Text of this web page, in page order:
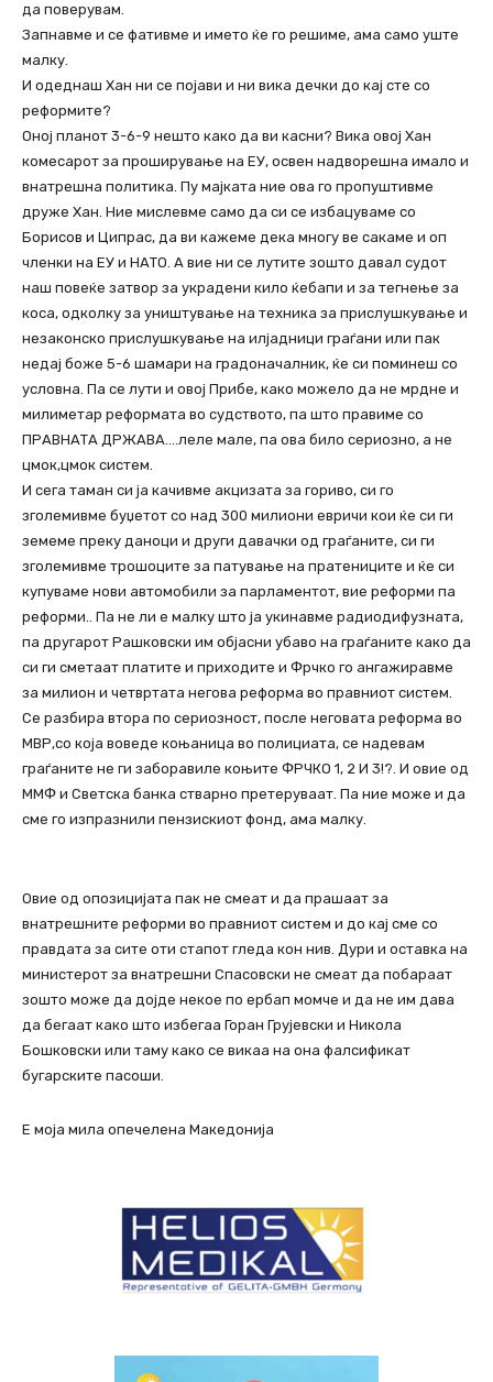
да поверувам.
Запнавме и се фативме и името ќе го решиме, ама само уште
малку.
И одеднаш Хан ни се појави и ни вика дечки до кај сте со
реформите?
Оној планот 3-6-9 нешто како да ви касни? Вика овој Хан
комесарот за проширување на ЕУ, освен надворешна имало и
внатрешна политика. Пу мајката ние ова го пропуштивме
друже Хан. Ние мислевме само да си се избацуваме со
Борисов и Ципрас, да ви кажеме дека многу ве сакаме и оп
членки на ЕУ и НАТО. А вие ни се лутите зошто давал судот
наш повеќе затвор за украдени кило ќебапи и за тегнење за
коса, одколку за уништување на техника за прислушкување и
незаконско прислушкување на илјадници граѓани или пак
недај боже 5-6 шамари на градоначалник, ќе си поминеш со
условна. Па се лути и овој Прибе, како можело да не мрдне и
милиметар реформата во судството, па што правиме со
ПРАВНАТА ДРЖАВА….леле мале, па ова било сериозно, а не
цмок,цмок систем.
И сега таман си ја качивме акцизата за гориво, си го
зголемивме буџетот со над 300 милиони евричи кои ќе си ги
земеме преку даноци и други давачки од граѓаните, си ги
зголемивме трошоците за патување на пратениците и ќе си
купуваме нови автомобили за парламентот, вие реформи па
реформи.. Па не ли е малку што ја укинавме радиодифузната,
па другарот Рашковски им објасни убаво на граѓаните како да
си ги сметаат платите и приходите и Фрчко го ангажиравме
за милион и четвртата негова реформа во правниот систем.
Се разбира втора по сериозност, после неговата реформа во
МВР,со која воведе коњаница во полициата, се надевам
граѓаните не ги заборавиле коњите ФРЧКО 1, 2 И 3!?. И овие од
ММФ и Светска банка стварно претеруваат. Па ние може и да
сме го изпразнили пензискиот фонд, ама малку.
Овие од опозицијата пак не смеат и да прашаат за
внатрешните реформи во правниот систем и до кај сме со
правдата за сите оти стапот гледа кон нив. Дури и оставка на
министерот за внатрешни Спасовски не смеат да побараат
зошто може да дојде некое по ербап момче и да не им дава
да бегаат како што избегаа Горан Грујевски и Никола
Бошковски или таму како се викаа на она фалсификат
бугарските пасоши.
Е моја мила опечелена Македонија